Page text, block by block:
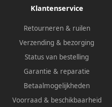
Klantenservice
Retourneren & ruilen
Verzending & bezorging
Status van bestelling
Garantie & reparatie
Betaalmogelijkheden
Voorraad & beschikbaarheid